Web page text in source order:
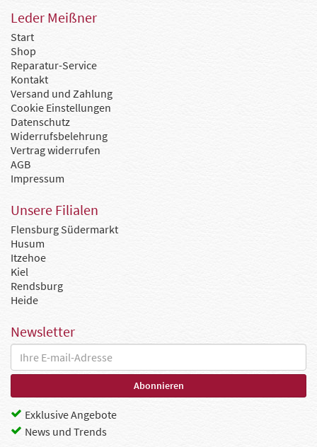
Leder Meißner
Start
Shop
Reparatur-Service
Kontakt
Versand und Zahlung
Cookie Einstellungen
Datenschutz
Widerrufsbelehrung
Vertrag widerrufen
AGB
Impressum
Unsere Filialen
Flensburg Südermarkt
Husum
Itzehoe
Kiel
Rendsburg
Heide
Newsletter
Exklusive Angebote
News und Trends